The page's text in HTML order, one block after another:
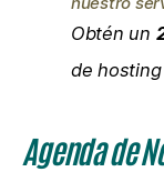
Obtén un
de hosting
Agenda de